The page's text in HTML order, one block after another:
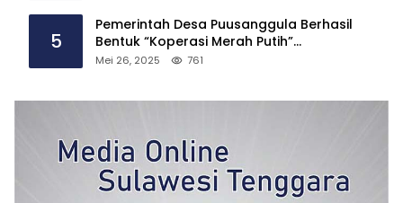
5
Pemerintah Desa Puusanggula Berhasil
Bentuk “Koperasi Merah Putih”
Tindaklanjuti Instruksi Presiden Prabowo
Mei 26, 2025 761